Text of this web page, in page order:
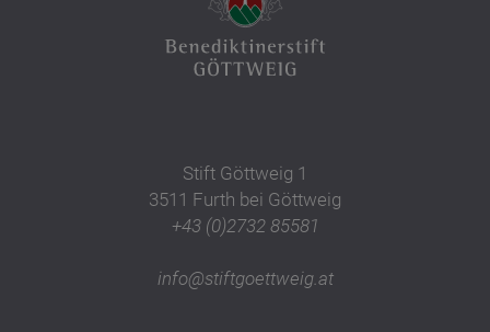
Stift Göttweig 1
3511 Furth bei Göttweig
+43 (0)2732 85581
info@stiftgoettweig.at